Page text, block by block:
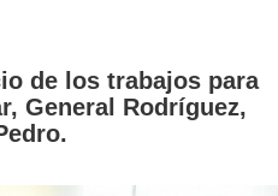
de los trabajos para
General Rodríguez,